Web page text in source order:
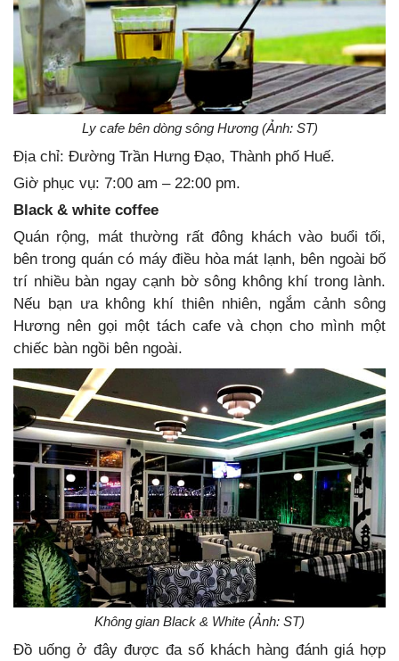
Ly cafe bên dòng sông Hương (Ảnh: ST)
Địa chỉ: Đường Trần Hưng Đạo, Thành phố Huế.
Giờ phục vụ: 7:00 am – 22:00 pm.
Black & white coffee
Quán rộng, mát thường rất đông khách vào buổi tối,
bên trong quán có máy điều hòa mát lạnh, bên ngoài bố
trí nhiều bàn ngay cạnh bờ sông không khí trong lành.
Nếu bạn ưa không khí thiên nhiên, ngắm cảnh sông
Hương nên gọi một tách cafe và chọn cho mình một
chiếc bàn ngồi bên ngoài.
Không gian Black & White (Ảnh: ST)
Đồ uống ở đây được đa số khách hàng đánh giá hợp